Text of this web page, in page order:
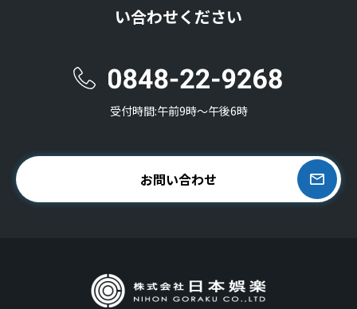
い合わせください
受付時間:午前9時〜午後6時
お問い合わせ